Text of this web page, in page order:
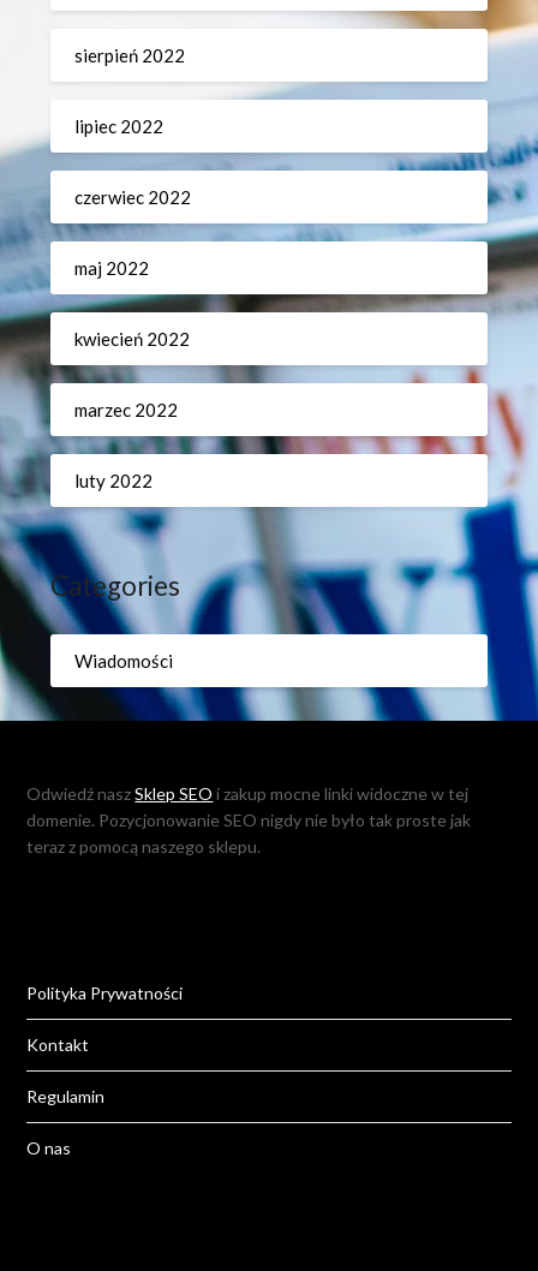
sierpień 2022
lipiec 2022
czerwiec 2022
maj 2022
kwiecień 2022
marzec 2022
luty 2022
Categories
Wiadomości
Odwiedź naszSklep SEO i zakup mocne linki widoczne w tej
domenie. Pozycjonowanie SEO nigdy nie było tak proste jak
teraz z pomocą naszego sklepu.
Polityka Prywatności
Kontakt
Regulamin
O nas